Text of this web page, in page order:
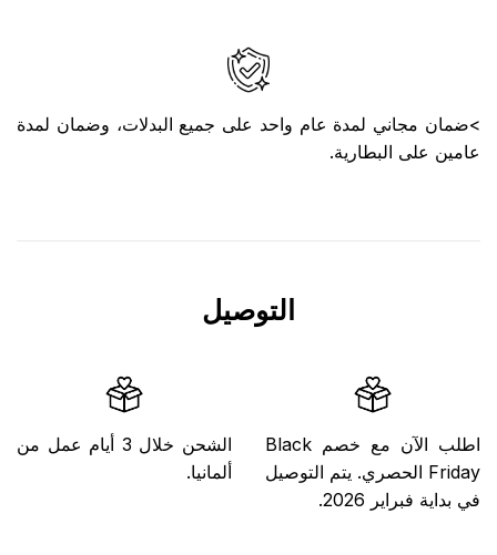
>ضمان مجاني لمدة عام واحد على جميع البدلات، وضمان لمدة
عامين على البطارية.
التوصيل
اطلب الآن مع خصم Black
Friday الحصري. يتم التوصيل
في بداية فبراير 2026.
الشحن خلال 3 أيام عمل من
ألمانيا.